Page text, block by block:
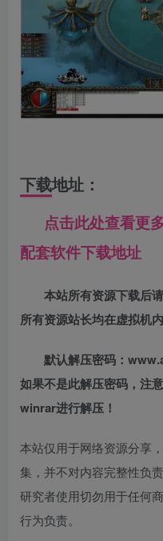
下载地址：
点击此处查看更
配套软件下载地址
本站所有资源下载后
所有资源站长均在虚拟机
默认解压密码：
如果不是此解压密码，注
winrar进行解压！
本站仅用于网络资源分享
集，并不对内容完整性负
研究者使用切勿用于任何
行为负责。